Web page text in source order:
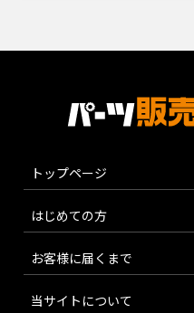
トップページ
はじめての方
お客様に届くまで
当サイトについて